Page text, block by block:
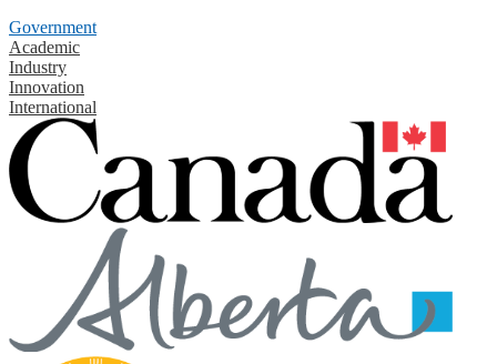
Government
Academic
Industry
Innovation
International